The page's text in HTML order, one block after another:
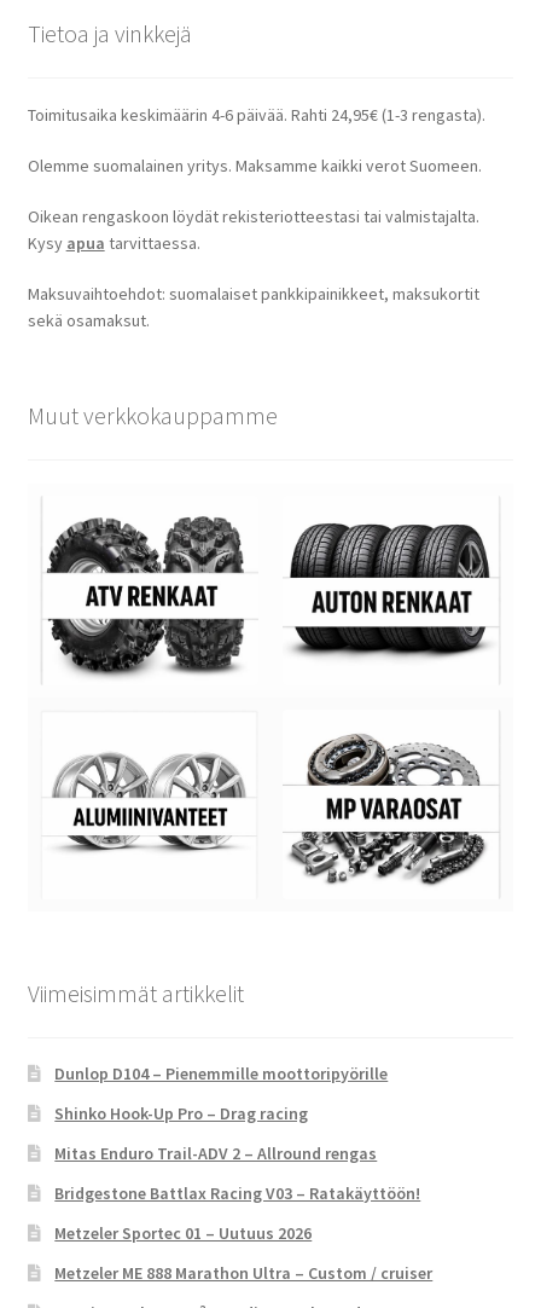
Tietoa ja vinkkejä
Toimitusaika keskimäärin 4-6 päivää. Rahti 24,95€ (1-3 rengasta).
Olemme suomalainen yritys. Maksamme kaikki verot Suomeen.
Oikean rengaskoon löydät rekisteriotteestasi tai valmistajalta.
Kysy apua tarvittaessa.
Maksuvaihtoehdot: suomalaiset pankkipainikkeet, maksukortit
sekä osamaksut.
Muut verkkokauppamme
Viimeisimmät artikkelit
Dunlop D104 – Pienemmille moottoripyörille
Shinko Hook-Up Pro – Drag racing
Mitas Enduro Trail-ADV 2 – Allround rengas
Bridgestone Battlax Racing V03 – Ratakäyttöön!
Metzeler Sportec 01 – Uutuus 2026
Metzeler ME 888 Marathon Ultra – Custom / cruiser